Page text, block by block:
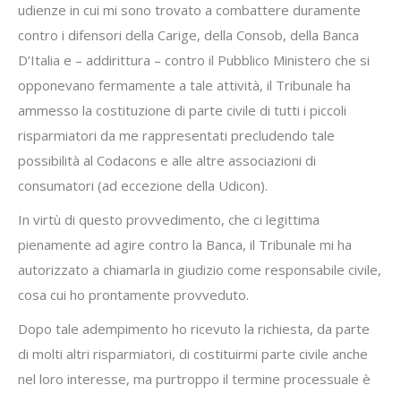
udienze in cui mi sono trovato a combattere duramente
contro i difensori della Carige, della Consob, della Banca
D’Italia e – addirittura – contro il Pubblico Ministero che si
opponevano fermamente a tale attività, il Tribunale ha
ammesso la costituzione di parte civile di tutti i piccoli
risparmiatori da me rappresentati precludendo tale
possibilità al Codacons e alle altre associazioni di
consumatori (ad eccezione della Udicon).
In virtù di questo provvedimento, che ci legittima
pienamente ad agire contro la Banca, il Tribunale mi ha
autorizzato a chiamarla in giudizio come responsabile civile,
cosa cui ho prontamente provveduto.
Dopo tale adempimento ho ricevuto la richiesta, da parte
di molti altri risparmiatori, di costituirmi parte civile anche
nel loro interesse, ma purtroppo il termine processuale è